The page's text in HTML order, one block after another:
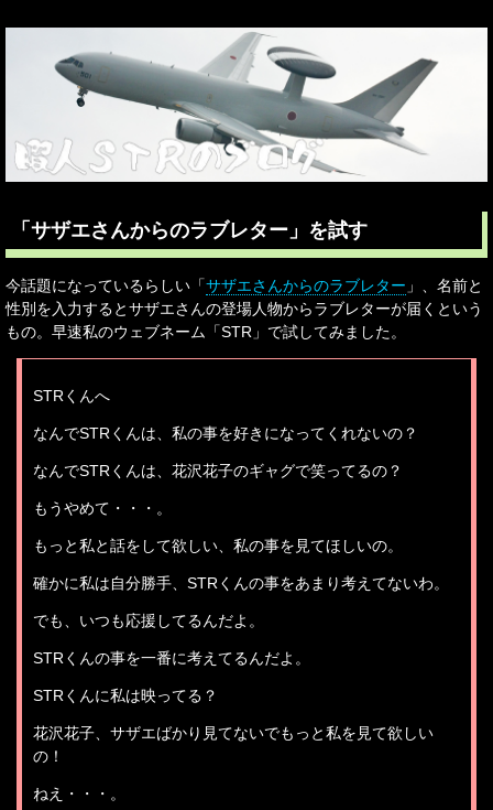
「サザエさんからのラブレター」を試す
今話題になっているらしい「サザエさんからのラブレター 」、名前と
性別を入力するとサザエさんの登場人物からラブレターが届くという
もの。早速私のウェブネーム「STR」で試してみました。
STRくんへ
なんでSTRくんは、私の事を好きになってくれないの？
なんでSTRくんは、花沢花子のギャグで笑ってるの？
もうやめて・・・。
もっと私と話をして欲しい、私の事を見てほしいの。
確かに私は自分勝手、STRくんの事をあまり考えてないわ。
でも、いつも応援してるんだよ。
STRくんの事を一番に考えてるんだよ。
STRくんに私は映ってる？
花沢花子、サザエばかり見てないでもっと私を見て欲しい
の！
ねえ・・・。